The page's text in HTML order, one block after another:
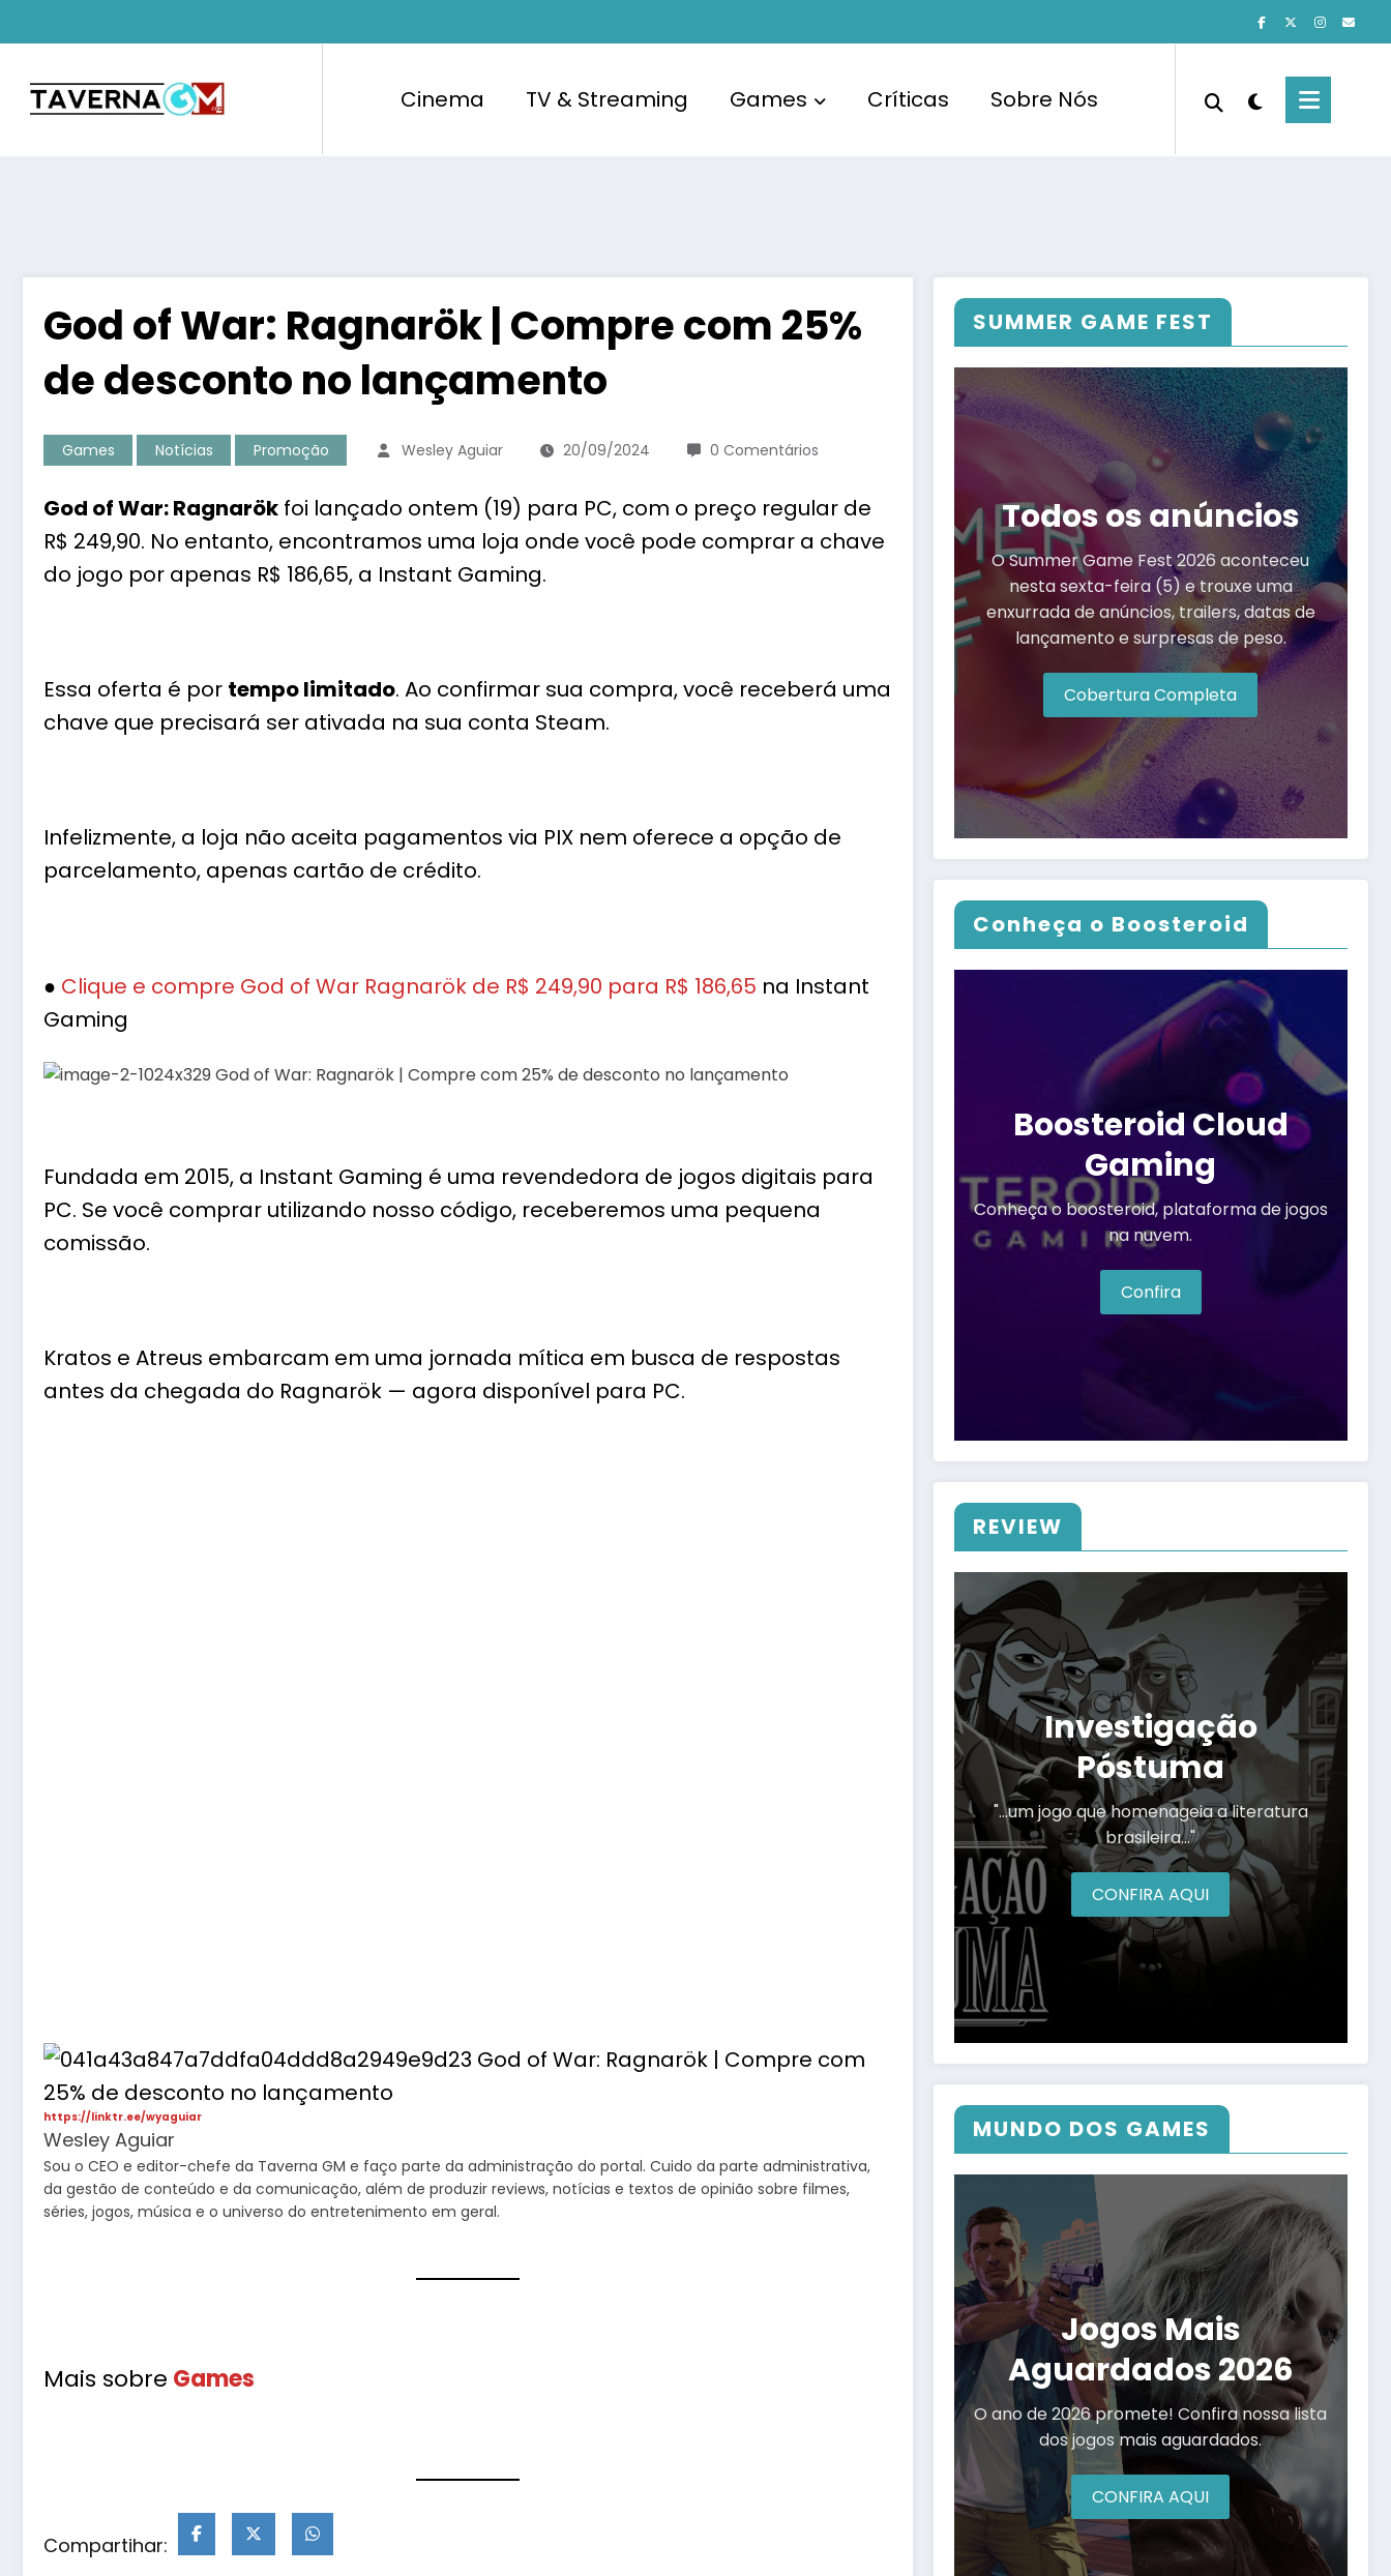
para
conteúdo
Cinema TV & Streaming Games Críticas Sobre Nós
God of War: Ragnarök | Compre com 25%
de desconto no lançamento
Games Notícias Promoção Wesley Aguiar 20/09/2024 0 Comentários
God of War: Ragnarök foi lançado ontem (19) para PC, com o preço regular de
R$ 249,90. No entanto, encontramos uma loja onde você pode comprar a chave
do jogo por apenas R$ 186,65, a Instant Gaming.
Essa oferta é por tempo limitado. Ao confirmar sua compra, você receberá uma
chave que precisará ser ativada na sua conta Steam.
Infelizmente, a loja não aceita pagamentos via PIX nem oferece a opção de
parcelamento, apenas cartão de crédito.
● Clique e compre God of War Ragnarök de R$ 249,90 para R$ 186,65 na Instant
Gaming
Fundada em 2015, a Instant Gaming é uma revendedora de jogos digitais para
PC. Se você comprar utilizando nosso código, receberemos uma pequena
comissão.
Kratos e Atreus embarcam em uma jornada mítica em busca de respostas
antes da chegada do Ragnarök — agora disponível para PC.
https://linktr.ee/wyaguiar
Wesley Aguiar
Sou o CEO e editor-chefe da Taverna GM e faço parte da administração do portal. Cuido da parte administrativa,
da gestão de conteúdo e da comunicação, além de produzir reviews, notícias e textos de opinião sobre filmes,
séries, jogos, música e o universo do entretenimento em geral.
Mais sobre Games
Compartihar:
SUMMER GAME FEST
Todos os anúncios
O Summer Game Fest 2026 aconteceu
nesta sexta-feira (5) e trouxe uma
enxurrada de anúncios, trailers, datas de
lançamento e surpresas de peso.
Cobertura Completa
Conheça o Boosteroid
Boosteroid Cloud
Gaming
Conheça o boosteroid, plataforma de jogos
na nuvem.
Confira
REVIEW
Investigação
Póstuma
"…um jogo que homenageia a literatura
brasileira…"
CONFIRA AQUI
MUNDO DOS GAMES
Jogos Mais
Aguardados 2026
O ano de 2026 promete! Confira nossa lista
dos jogos mais aguardados.
CONFIRA AQUI